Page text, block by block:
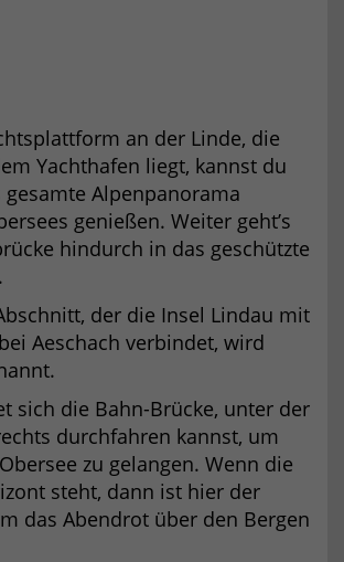
an der Linde, die
Yachthafen liegt, kannst du
gesamte Alpenpanorama
genießen. Weiter geht’s
hindurch in das geschützte
der die Insel Lindau mit
Aeschach verbindet, wird
sich die Bahn-Brücke, unter der
durchfahren kannst, um
zu gelangen. Wenn die
steht, dann ist hier der
das Abendrot über den Bergen